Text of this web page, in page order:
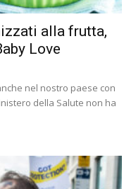
alla frutta,
Love
nel nostro paese con
della Salute non ha